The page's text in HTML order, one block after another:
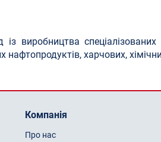
виробництва
нафтопродуктів, харчових,
Компанія
Про нас